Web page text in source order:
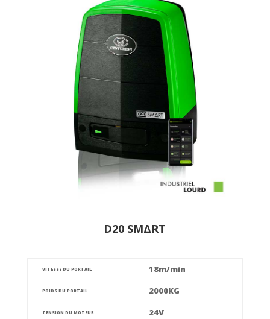
D20 SMΔRT
VITESSE DU PORTAIL 18m/min
POIDS DU PORTAIL 2000KG
TENSION DU MOTEUR 24V